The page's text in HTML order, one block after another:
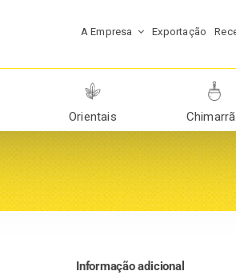
A Empresa Exportação
Orientais
Informação adicional